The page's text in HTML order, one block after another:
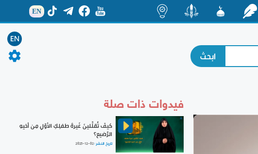
EN
EN
فيدوات ذات صلة
كيفَ تُقلِّلينَ غَيرةَ طفلِكِ الأوّلِ مِن أخيهِ
الرَّضيع؟
تاريخ النشر :2025-12-02